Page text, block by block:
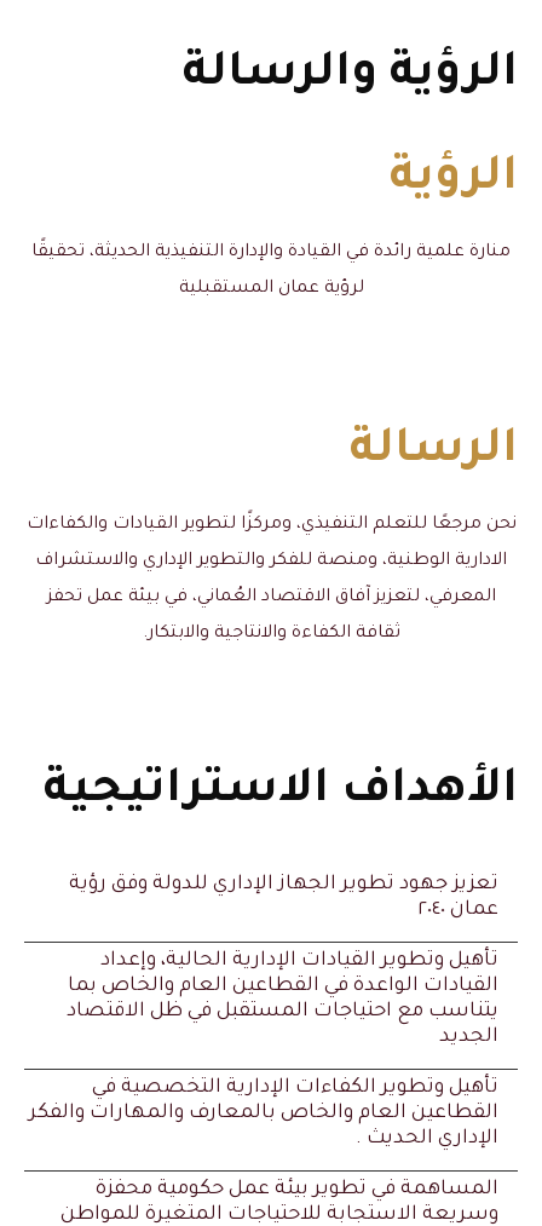
الرؤية والرسالة
الرؤية
منارة علمية رائدة في القيادة والإدارة التنفيذية الحديثة، تحقيقًا
لرؤية عمان المستقبلية
الرسالة
نحن مرجعًا للتعلم التنفيذي، ومركزًا لتطوير القيادات والكفاءات
الادارية الوطنية، ومنصة للفكر والتطوير الإداري والاستشراف
المعرفي، لتعزيز آفاق الاقتصاد العُماني، في بيئة عمل تحفز
ثقافة الكفاءة والانتاجية والابتكار.
الأهداف الاستراتيجية
تعزيز جهود تطوير الجهاز الإداري للدولة وفق رؤية
عمان ٢٠٤٠
تأهيل وتطوير القيادات الإدارية الحالية، وإعداد
القيادات الواعدة في القطاعين العام والخاص بما
يتناسب مع احتياجات المستقبل في ظل الاقتصاد
الجديد
تأهيل وتطوير الكفاءات الإدارية التخصصية في
القطاعين العام والخاص بالمعارف والمهارات والفكر
الإداري الحديث .
المساهمة في تطوير بيئة عمل حكومية محفزة
وسريعة الاستجابة للاحتياجات المتغيرة للمواطن